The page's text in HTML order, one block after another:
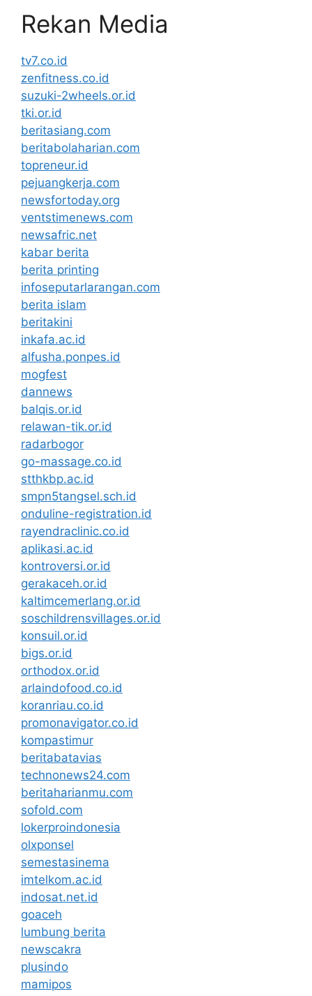
Rekan Media
tv7.co.id
zenfitness.co.id
suzuki-2wheels.or.id
tki.or.id
beritasiang.com
beritabolaharian.com
topreneur.id
pejuangkerja.com
newsfortoday.org
ventstimenews.com
newsafric.net
kabar berita
berita printing
infoseputarlarangan.com
berita islam
beritakini
inkafa.ac.id
alfusha.ponpes.id
mogfest
dannews
balqis.or.id
relawan-tik.or.id
radarbogor
go-massage.co.id
stthkbp.ac.id
smpn5tangsel.sch.id
onduline-registration.id
rayendraclinic.co.id
aplikasi.ac.id
kontroversi.or.id
gerakaceh.or.id
kaltimcemerlang.or.id
soschildrensvillages.or.id
konsuil.or.id
bigs.or.id
orthodox.or.id
arlaindofood.co.id
koranriau.co.id
promonavigator.co.id
kompastimur
beritabatavias
technonews24.com
beritaharianmu.com
sofold.com
lokerproindonesia
olxponsel
semestasinema
imtelkom.ac.id
indosat.net.id
goaceh
lumbung berita
newscakra
plusindo
mamipos